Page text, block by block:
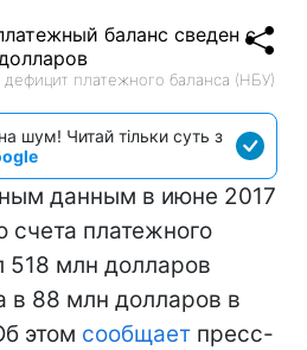
платежного баланса (НБУ)
шум! Читай тільки суть з
данным в июне 2017
счета платежного
518 млн долларов
в 88 млн долларов в
этом сообщает пресс-